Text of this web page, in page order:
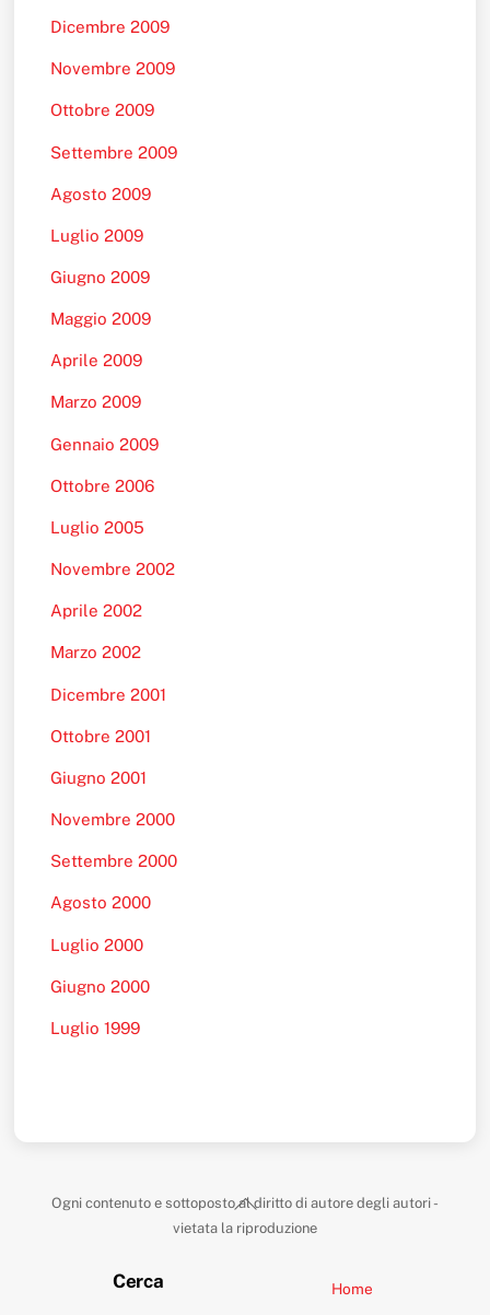
Dicembre 2009
Novembre 2009
Ottobre 2009
Settembre 2009
Agosto 2009
Luglio 2009
Giugno 2009
Maggio 2009
Aprile 2009
Marzo 2009
Gennaio 2009
Ottobre 2006
Luglio 2005
Novembre 2002
Aprile 2002
Marzo 2002
Dicembre 2001
Ottobre 2001
Giugno 2001
Novembre 2000
Settembre 2000
Agosto 2000
Luglio 2000
Giugno 2000
Luglio 1999
Back
To
Ogni contenuto e sottoposto al diritto di autore degli autori -
vietata la riproduzione
Cerca Home